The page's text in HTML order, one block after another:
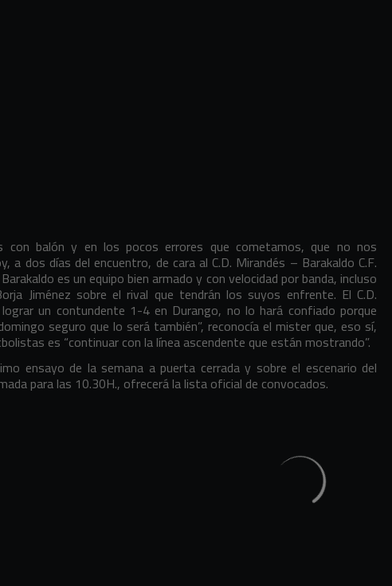
con balón y en los pocos errores que cometamos, que no nos
a dos días del encuentro, de cara al C.D. Mirandés – Barakaldo C.F.
es un equipo bien armado y con velocidad por banda, incluso
Jiménez sobre el rival que tendrán los suyos enfrente. El C.D.
un contundente 1-4 en Durango, no lo hará confiado porque
seguro que lo será también”, reconocía el mister que, eso sí,
es “continuar con la línea ascendente que están mostrando”.
ensayo de la semana a puerta cerrada y sobre el escenario del
para las 10.30H., ofrecerá la lista oficial de convocados.